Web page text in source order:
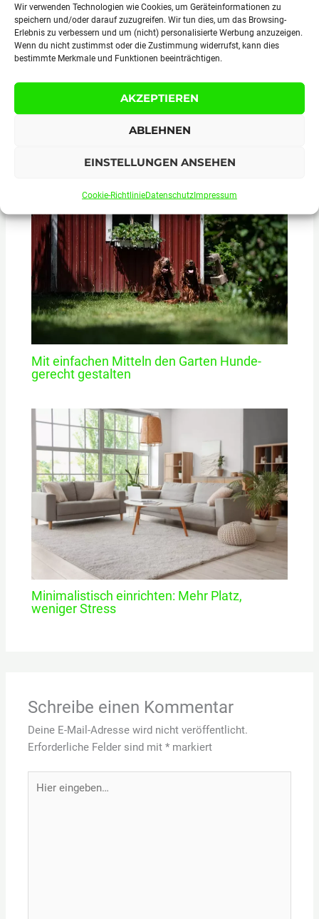
Wir verwenden Technologien wie Cookies, um Geräteinformationen zu
speichern und/oder darauf zuzugreifen. Wir tun dies, um das Browsing-
Erlebnis zu verbessern und um (nicht) personalisierte Werbung anzuzeigen.
Wenn du nicht zustimmst oder die Zustimmung widerrufst, kann dies
bestimmte Merkmale und Funktionen beeinträchtigen.
AKZEPTIEREN
ABLEHNEN
EINSTELLUNGEN ANSEHEN
Cookie-RichtlinieDatenschutzImpressum
Top 10 Reiseziele für den ultimativen
Mit einfachen Mitteln den Garten Hunde-
gerecht gestalten
Minimalistisch einrichten: Mehr Platz,
weniger Stress
Schreibe einen Kommentar
Deine E-Mail-Adresse wird nicht veröffentlicht.
Erforderliche Felder sind mit* markiert
eingeben…